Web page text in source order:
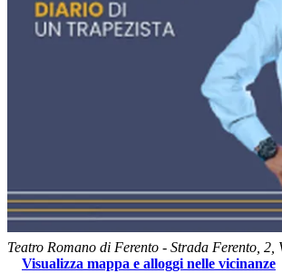
Teatro Romano di Ferento - Strada Ferento, 2,
Visualizza mappa e alloggi nelle vicinanze